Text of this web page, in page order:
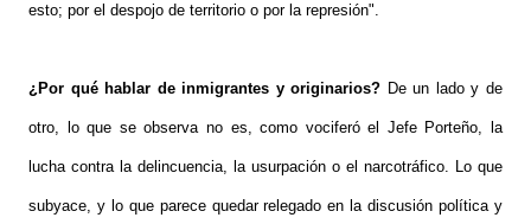
esto; por el despojo de territorio o por la represión".
¿Por qué hablar de inmigrantes y originarios? De un lado y de
otro, lo que se observa no es, como vociferó el Jefe Porteño, la
lucha contra la delincuencia, la usurpación o el narcotráfico. Lo que
subyace, y lo que parece quedar relegado en la discusión política y